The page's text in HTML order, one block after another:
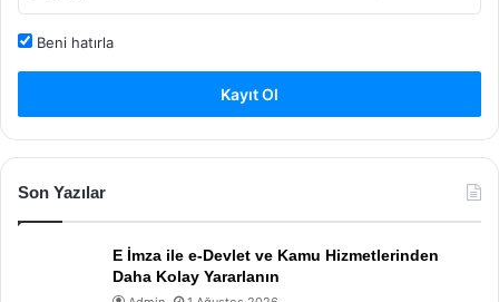
Beni hatırla
Kayıt Ol
Son Yazılar
E İmza ile e-Devlet ve Kamu Hizmetlerinden
Daha Kolay Yararlanın